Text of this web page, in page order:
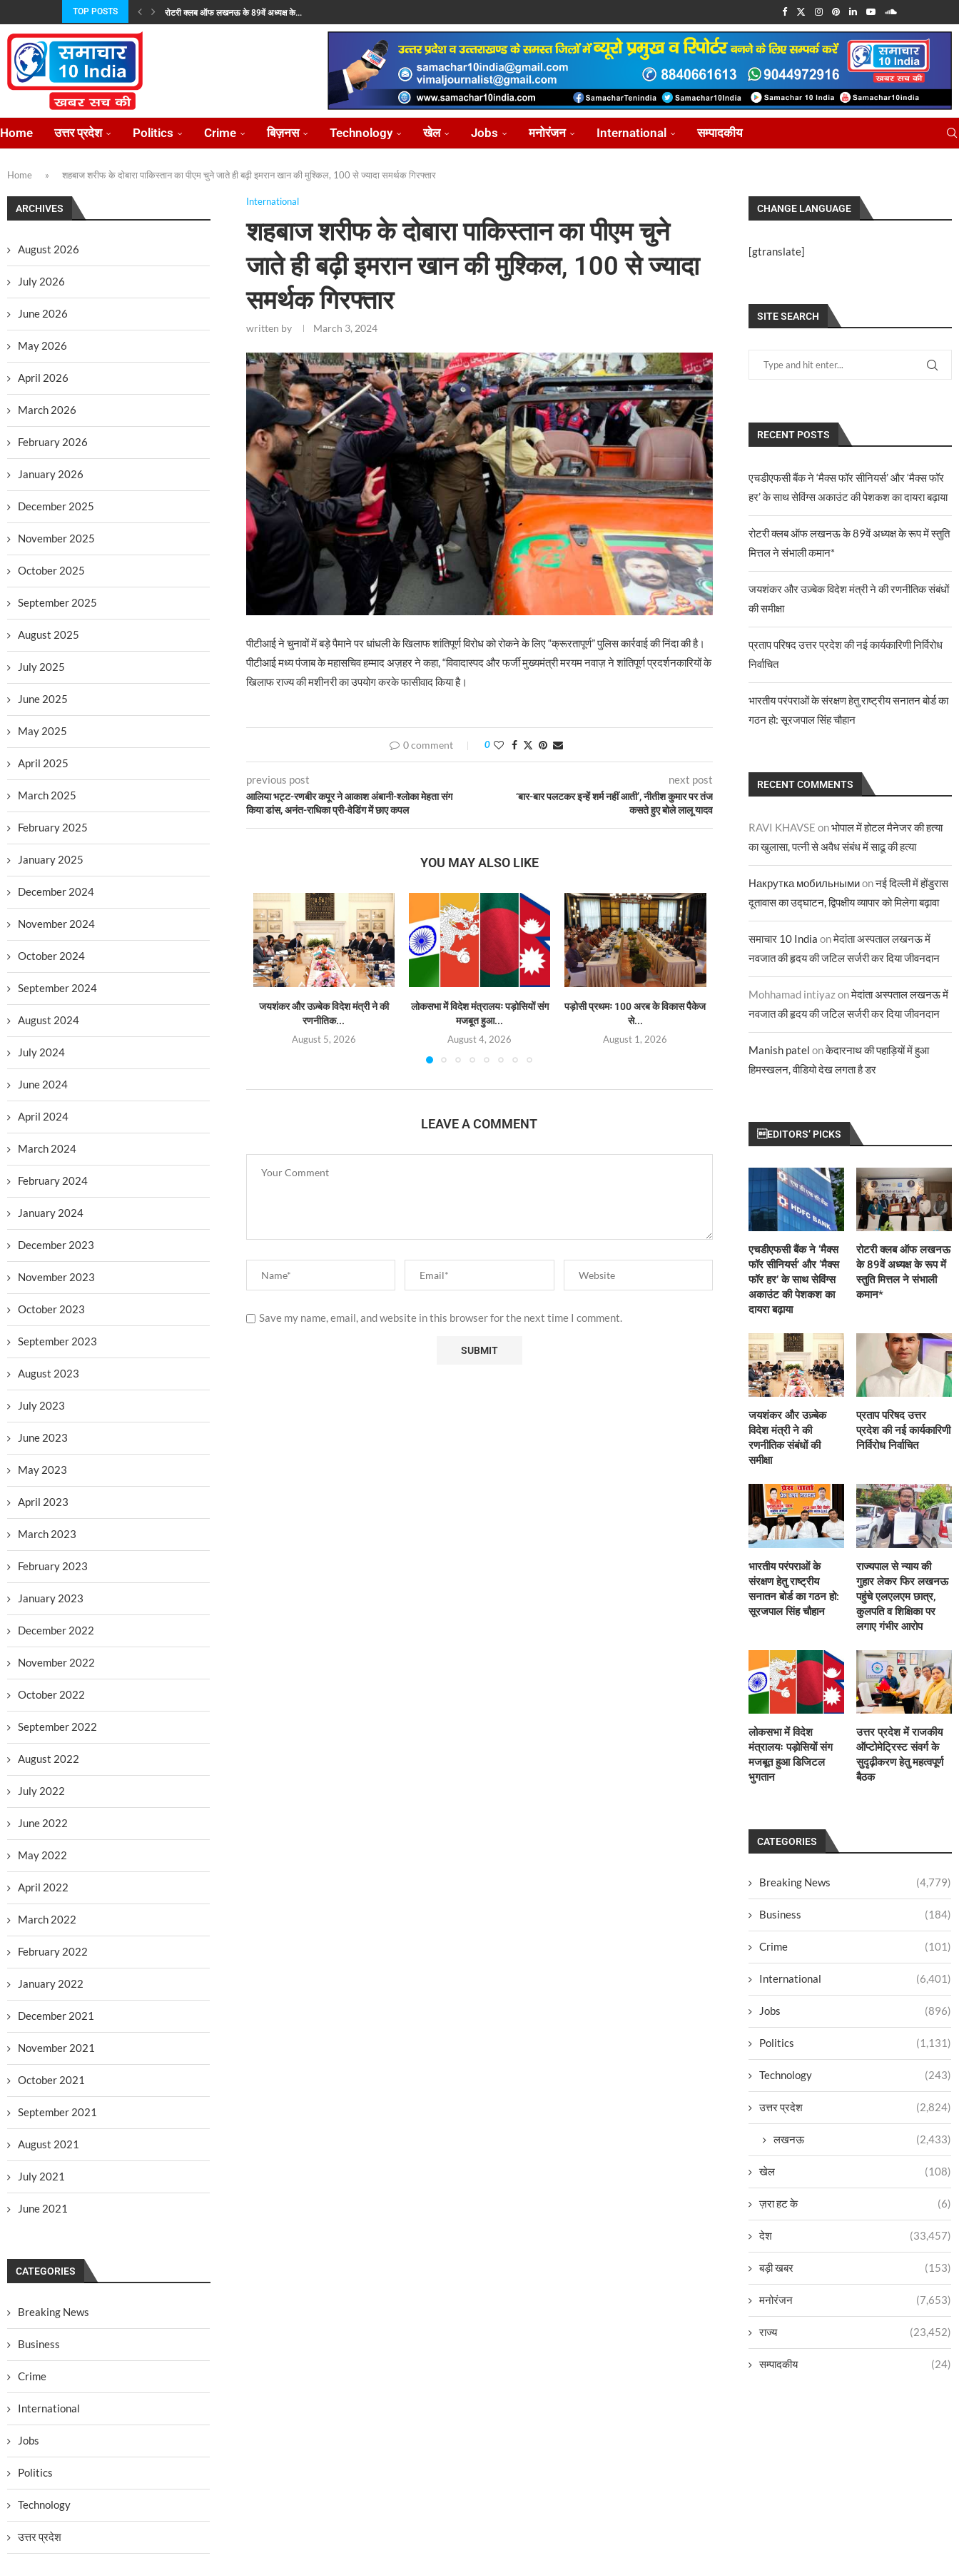
TOP POSTS रोटरी क्लब ऑफ लखनऊ के 89वें अध्यक्ष के...
Home उत्तर प्रदेश Politics Crime बिज़नस Technology खेल Jobs मनोरंजन International सम्पादकीय
Home » शहबाज शरीफ के दोबारा पाकिस्तान का पीएम चुने जाते ही बढ़ी इमरान खान की मुश्किल, 100 से ज्यादा समर्थक गिरफ्तार
International
शहबाज शरीफ के दोबारा पाकिस्तान का पीएम चुने
जाते ही बढ़ी इमरान खान की मुश्किल, 100 से ज्यादा
समर्थक गिरफ्तार
written by March 3, 2024
पीटीआई ने चुनावों में बड़े पैमाने पर धांधली के खिलाफ शांतिपूर्ण विरोध को रोकने के लिए “क्रूरतापूर्ण” पुलिस कार्रवाई की निंदा की है।
पीटीआई मध्य पंजाब के महासचिव हम्माद अज़हर ने कहा, “विवादास्पद और फर्जी मुख्यमंत्री मरयम नवाज़ ने शांतिपूर्ण प्रदर्शनकारियों के
खिलाफ राज्य की मशीनरी का उपयोग करके फासीवाद किया है।
0 comment 0
previous post
आलिया भट्ट-रणबीर कपूर ने आकाश अंबानी-श्लोका मेहता संग
किया डांस, अनंत-राधिका प्री-वेडिंग में छाए कपल
next post
‘बार-बार पलटकर इन्हें शर्म नहीं आती’, नीतीश कुमार पर तंज
कसते हुए बोले लालू यादव
YOU MAY ALSO LIKE
जयशंकर और उज़्बेक विदेश मंत्री ने की
रणनीतिक...
August 5, 2026
लोकसभा में विदेश मंत्रालयः पड़ोसियों संग
मजबूत हुआ...
August 4, 2026
पड़ोसी प्रथमः 100 अरब के विकास पैकेज
से...
August 1, 2026
क्रिटिकल मिनरल्स चेन मजबूत करने में
जुटा भारत,...
पड़ोसी प्रथमः
बने...
LEAVE A COMMENT
Save my name, email, and website in this browser for the next time I comment.
CHANGE LANGUAGE
[gtranslate]
SITE SEARCH
RECENT POSTS
एचडीएफसी बैंक ने ‘मैक्स फॉर सीनियर्स’ और ‘मैक्स फॉर
हर’ के साथ सेविंग्स अकाउंट की पेशकश का दायरा बढ़ाया
रोटरी क्लब ऑफ लखनऊ के 89वें अध्यक्ष के रूप में स्तुति
मित्तल ने संभाली कमान*
जयशंकर और उज़्बेक विदेश मंत्री ने की रणनीतिक संबंधों
की समीक्षा
प्रताप परिषद उत्तर प्रदेश की नई कार्यकारिणी निर्विरोध
निर्वाचित
भारतीय परंपराओं के संरक्षण हेतु राष्ट्रीय सनातन बोर्ड का
गठन हो: सूरजपाल सिंह चौहान
RECENT COMMENTS
RAVI KHAVSE onभोपाल में होटल मैनेजर की हत्या
का खुलासा, पत्नी से अवैध संबंध में साढू की हत्या
Накрутка мобильнымиonनई दिल्ली में होंडुरास
दूतावास का उद्घाटन, द्विपक्षीय व्यापार को मिलेगा बढ़ावा
समाचार 10 India onमेदांता अस्पताल लखनऊ में
नवजात की हृदय की जटिल सर्जरी कर दिया जीवनदान
Mohhamad intiyazonमेदांता अस्पताल लखनऊ में
नवजात की हृदय की जटिल सर्जरी कर दिया जीवनदान
Manish patel onकेदारनाथ की पहाड़ियों में हुआ
हिमस्खलन, वीडियो देख लगता है डर
EDITORS’ PICKS
एचडीएफसी बैंक ने ‘मैक्स
फॉर सीनियर्स’ और ‘मैक्स
फॉर हर’ के साथ सेविंग्स
अकाउंट की पेशकश का
दायरा बढ़ाया
रोटरी क्लब ऑफ लखनऊ
के 89वें अध्यक्ष के रूप में
स्तुति मित्तल ने संभाली
कमान*
जयशंकर और उज़्बेक
विदेश मंत्री ने की
रणनीतिक संबंधों की
समीक्षा
प्रताप परिषद उत्तर
प्रदेश की नई कार्यकारिणी
निर्विरोध निर्वाचित
भारतीय परंपराओं के
संरक्षण हेतु राष्ट्रीय
सनातन बोर्ड का गठन हो:
सूरजपाल सिंह चौहान
राज्यपाल से न्याय की
गुहार लेकर फिर लखनऊ
पहुंचे एलएलएम छात्र,
कुलपति व शिक्षिका पर
लगाए गंभीर आरोप
लोकसभा में विदेश
मंत्रालयः पड़ोसियों संग
मजबूत हुआ डिजिटल
भुगतान
उत्तर प्रदेश में राजकीय
ऑप्टोमेट्रिस्ट संवर्ग के
सुदृढ़ीकरण हेतु महत्वपूर्ण
बैठक
CATEGORIES
Breaking News (4,779)
Business (184)
Crime (101)
International (6,401)
Jobs (896)
Politics (1,131)
Technology (243)
उत्तर प्रदेश (2,824)
लखनऊ (2,433)
खेल (108)
ज़रा हट के (6)
देश (33,457)
बड़ी खबर (153)
मनोरंजन (7,653)
राज्य (23,452)
सम्पादकीय (24)
ARCHIVES
August 2026
July 2026
June 2026
May 2026
April 2026
March 2026
February 2026
January 2026
December 2025
November 2025
October 2025
September 2025
August 2025
July 2025
June 2025
May 2025
April 2025
March 2025
February 2025
January 2025
December 2024
November 2024
October 2024
September 2024
August 2024
July 2024
June 2024
April 2024
March 2024
February 2024
January 2024
December 2023
November 2023
October 2023
September 2023
August 2023
July 2023
June 2023
May 2023
April 2023
March 2023
February 2023
January 2023
December 2022
November 2022
October 2022
September 2022
August 2022
July 2022
June 2022
May 2022
April 2022
March 2022
February 2022
January 2022
December 2021
November 2021
October 2021
September 2021
August 2021
July 2021
June 2021
CATEGORIES
Breaking News
Business
Crime
International
Jobs
Politics
Technology
उत्तर प्रदेश